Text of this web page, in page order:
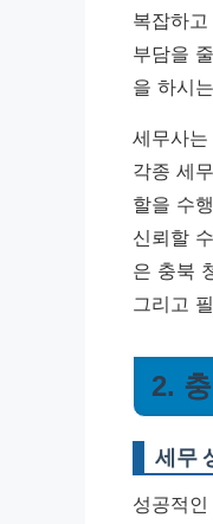
복잡하
부담을
을 하시
세무사
각종 세
할을 수
신뢰할
은 충북
그리고
2.
세무
성공적